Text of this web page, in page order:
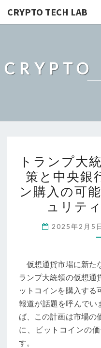
CRYPTO TECH LAB
トランプ大
策と中央銀
ン購入の可
ュリテ
2025年2月5
仮想通貨市場に新た
ランプ大統領の仮想通
ットコインを購入する
報道が話題を呼んでい
ば、この計画は市場の
に、ビットコインの
す。